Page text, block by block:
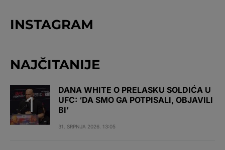
INSTAGRAM
NAJČITANIJE
DANA WHITE O PRELASKU SOLDIĆA U
UFC: ‘DA SMO GA POTPISALI, OBJAVILI
BI’
31. SRPNJA 2026. 13:05